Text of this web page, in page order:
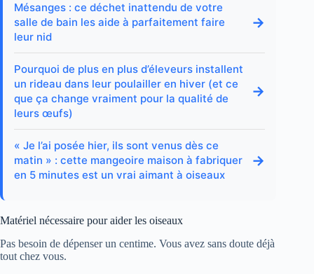
Mésanges : ce déchet inattendu de votre
salle de bain les aide à parfaitement faire
leur nid
→
Pourquoi de plus en plus d’éleveurs installent
un rideau dans leur poulailler en hiver (et ce
que ça change vraiment pour la qualité de
leurs œufs)
→
« Je l’ai posée hier, ils sont venus dès ce
matin » : cette mangeoire maison à fabriquer
en 5 minutes est un vrai aimant à oiseaux
→
Matériel nécessaire pour aider les oiseaux
Pas besoin de dépenser un centime. Vous avez sans doute déjà
tout chez vous.